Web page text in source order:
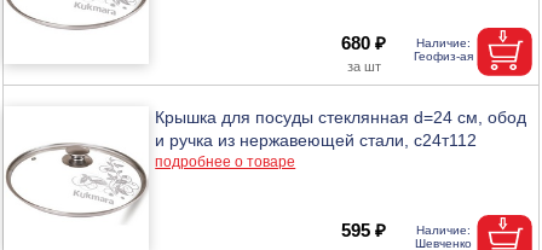
680 ₽
Крышка для посуды стеклянная d=24 см, обод
и ручка из нержавеющей стали, с24т112
подробнее о товаре
595 ₽